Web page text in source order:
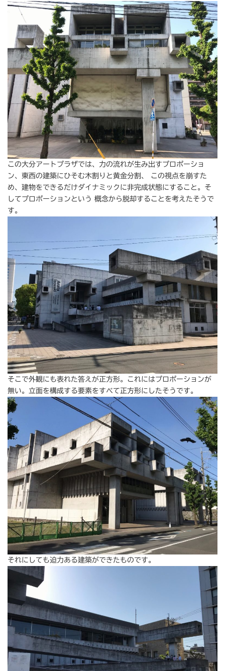
この大分アートプラザでは、力の流れが生み出すプロポーショ
ン、東西の建築にひそむ木割りと黄金分割、 この視点を崩すた
め、建物をできるだけダイナミックに非完成状態にすること。そ
してプロポーションという 概念から脱却することを考えたそうで
す。
そこで外観にも表れた答えが正方形。これにはプロポーションが
無い。立面を構成する要素をすべて正方形にしたそうです。
それにしても迫力ある建築ができたものです。